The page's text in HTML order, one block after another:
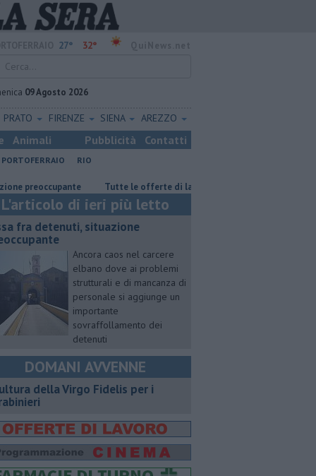
27° 32°
09 Agosto 2026
PRATO FIRENZE SIENA AREZZO
Animali Pubblicità Contatti
PORTOFERRAIO RIO
​Tutte le offerte di lavoro in provincia di Livorno
L'articolo di ieri più letto
fra detenuti, situazione
Ancora caos nel carcere
elbano dove ai problemi
strutturali e di mancanza di
personale si aggiunge un
importante
sovraffollamento dei
detenuti
DOMANI AVVENNE
della Virgo Fidelis per i